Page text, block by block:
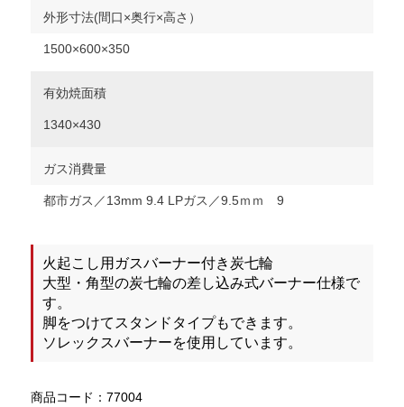
外形寸法(間口×奥行×高さ）
1500×600×350
有効焼面積
1340×430
ガス消費量
都市ガス／13mm 9.4 LPガス／9.5ｍｍ 9
火起こし用ガスバーナー付き炭七輪
大型・角型の炭七輪の差し込み式バーナー仕様で
す。
脚をつけてスタンドタイプもできます。
ソレックスバーナーを使用しています。
商品コード：77004